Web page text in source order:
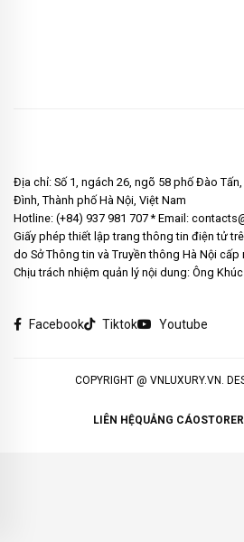
Địa chỉ: Số 1, ngách 26, ngõ 58 phố Đào
Đình, Thành phố Hà Nội, Việt Nam
Hotline: (+84) 937 981 707 * Email:
Giấy phép thiết lập trang thông tin điện tử
do Sở Thông tin và Truyền thông Hà Nội cấp
Chịu trách nhiệm quản lý nội dung: Ông
Facebook Tiktok Youtube
COPYRIGHT @ VNLUXURY.VN.
LIÊN HỆQUẢNG CÁOSTORE